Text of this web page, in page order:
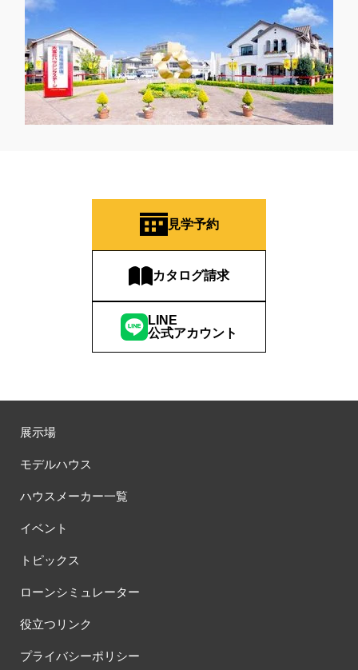
見学予約
カタログ請求
LINE
公式アカウント
展示場
モデルハウス
ハウスメーカー一覧
イベント
トピックス
ローンシミュレーター
役立つリンク
プライバシーポリシー